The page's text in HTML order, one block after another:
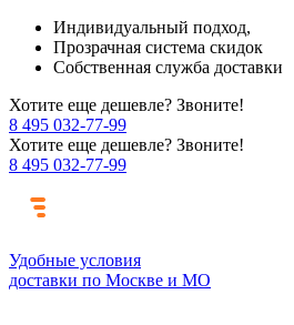
Индивидуальный подход,
Прозрачная система скидок
Собственная служба доставки
Хотите еще дешевле? Звоните!
8 495 032-77-99
Хотите еще дешевле? Звоните!
8 495 032-77-99
Удобные условия
доставки по Москве и МО